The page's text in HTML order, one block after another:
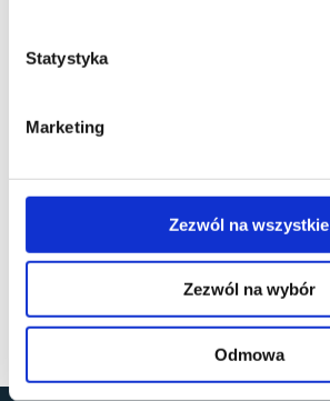
Statystyka
Marketing
Zezwól na wszystkie
Zezwól na wybór
Odmowa